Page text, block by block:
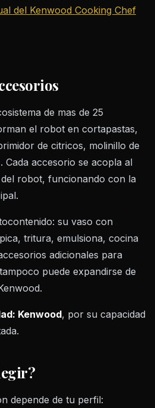
del Kenwood Cooking Chef
de mas de 25
el robot en cortapastas,
de citricos, molinillo de
Cada accesorio se acopla al
robot, funcionando con la
su vaso con
tritura, emulsiona, cocina
adicionales para
puede expandirse de
Kenwood, por su capacidad
depende de tu perfil: